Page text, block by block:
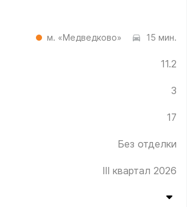
м. «Медведково» 15 мин.
11.2
3
17
Без отделки
III квартал 2026